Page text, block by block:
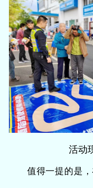
活动
值得一提的是，